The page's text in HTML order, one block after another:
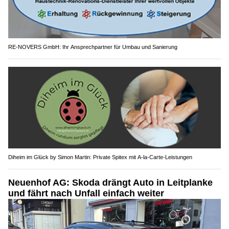
RE-NOVERS GmbH: Ihr Ansprechpartner für Umbau und Sanierung
Diheim im Glück by Simon Martin: Private Spitex mit A-la-Carte-Leistungen
Neuenhof AG: Skoda drängt Auto in Leitplanke
und fährt nach Unfall einfach weiter